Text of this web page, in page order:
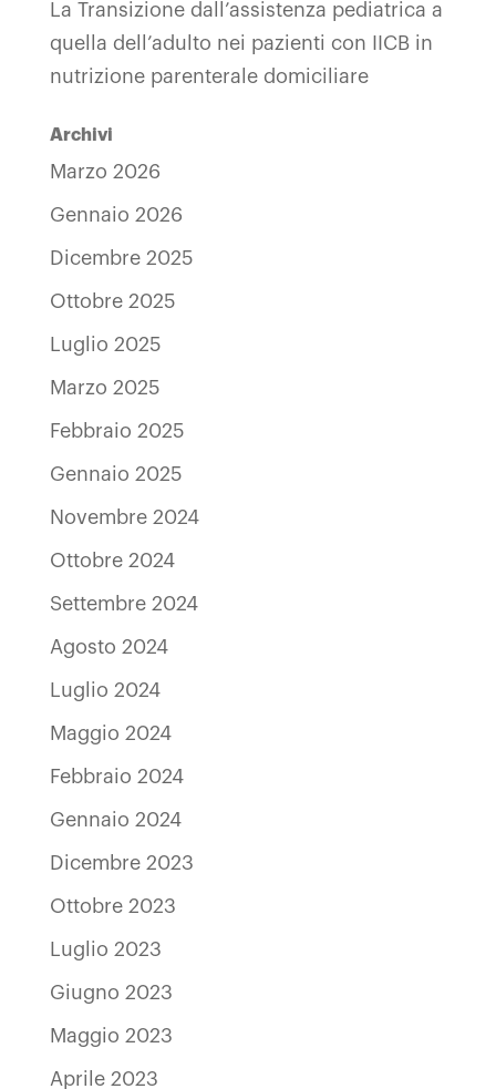
La Transizione dall’assistenza pediatrica a
quella dell’adulto nei pazienti con IICB in
nutrizione parenterale domiciliare
Archivi
Marzo 2026
Gennaio 2026
Dicembre 2025
Ottobre 2025
Luglio 2025
Marzo 2025
Febbraio 2025
Gennaio 2025
Novembre 2024
Ottobre 2024
Settembre 2024
Agosto 2024
Luglio 2024
Maggio 2024
Febbraio 2024
Gennaio 2024
Dicembre 2023
Ottobre 2023
Luglio 2023
Giugno 2023
Maggio 2023
Aprile 2023